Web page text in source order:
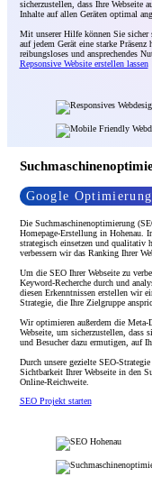
sicherzustellen, dass Ihre Webseite
Inhalte auf allen Geräten optimal
Mit unserer Hilfe können Sie sicher
auf jedem Gerät eine starke Präsenz
reibungsloses und ansprechendes
Repsonsive Website erstellen lassen
Google Optimierung
Die Suchmaschinenoptimierung
Homepage-Erstellung in Hohenau.
strategisch einsetzen und qualitativ
verbessern wir das Ranking Ihrer
Um die SEO Ihrer Webseite zu
Keyword-Recherche durch und
diesen Erkenntnissen erstellen wir
Strategie, die Ihre Zielgruppe
Wir optimieren außerdem die
Webseite, um sicherzustellen, dass
und Besucher dazu ermutigen, auf
Durch unsere gezielte SEO-
Sichtbarkeit Ihrer Webseite in den
Online-Reichweite.
SEO Projekt starten